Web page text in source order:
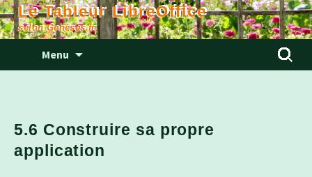
Le Tableur LibreOffice
selon Genèses.fr
Menu
5.6 Construire sa propre
application